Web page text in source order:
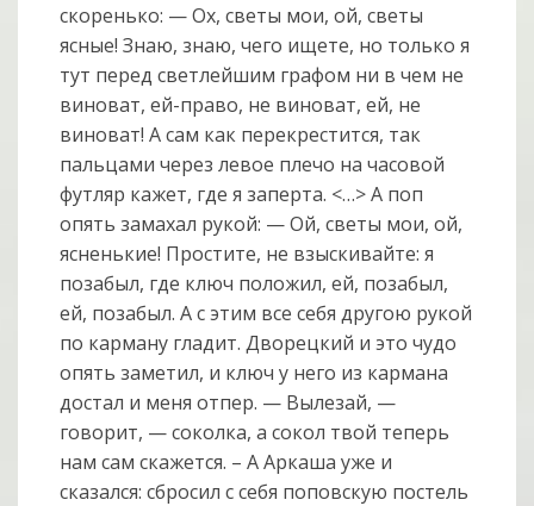
скоренько: — Ох, светы мои, ой, светы
ясные! Знаю, знаю, чего ищете, но только я
тут перед светлейшим графом ни в чем не
виноват, ей-право, не виноват, ей, не
виноват! А сам как перекрестится, так
пальцами через левое плечо на часовой
футляр кажет, где я заперта. <…> А поп
опять замахал рукой: — Ой, светы мои, ой,
ясненькие! Простите, не взыскивайте: я
позабыл, где ключ положил, ей, позабыл,
ей, позабыл. А с этим все себя другою рукой
по карману гладит. Дворецкий и это чудо
опять заметил, и ключ у него из кармана
достал и меня отпер. — Вылезай, —
говорит, — соколка, а сокол твой теперь
нам сам скажется. – А Аркаша уже и
сказался: сбросил с себя поповскую постель